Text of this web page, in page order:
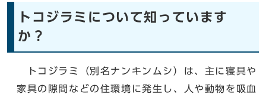
トコジラミについて知っています
か？
トコジラミ（別名ナンキンムシ）は、主に寝具や
家具の隙間などの住環境に発生し、人や動物を吸血